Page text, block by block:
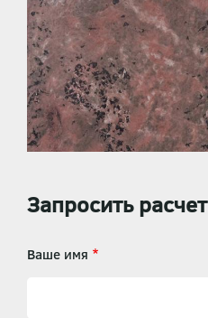
Запросить расчет
Ваше имя